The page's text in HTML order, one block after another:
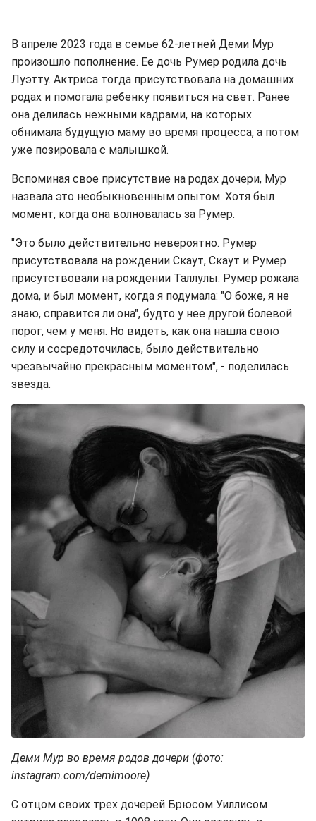
В апреле 2023 года в семье 62-летней Деми Мур
произошло пополнение. Ее дочь Румер родила дочь
Луэтту. Актриса тогда присутствовала на домашних
родах и помогала ребенку появиться на свет. Ранее
она делилась нежными кадрами, на которых
обнимала будущую маму во время процесса, а потом
уже позировала с малышкой.
Вспоминая свое присутствие на родах дочери, Мур
назвала это необыкновенным опытом. Хотя был
момент, когда она волновалась за Румер.
"Это было действительно невероятно. Румер
присутствовала на рождении Скаут, Скаут и Румер
присутствовали на рождении Таллулы. Румер рожала
дома, и был момент, когда я подумала: "О боже, я не
знаю, справится ли она", будто у нее другой болевой
порог, чем у меня. Но видеть, как она нашла свою
силу и сосредоточилась, было действительно
чрезвычайно прекрасным моментом", - поделилась
звезда.
Деми Мур во время родов дочери (фото:
instagram.com/demimoore)
С отцом своих трех дочерей Брюсом Уиллисом